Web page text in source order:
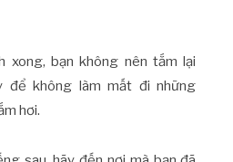
xong, bạn không nên tắm lại
để không làm mất đi những
hơi.